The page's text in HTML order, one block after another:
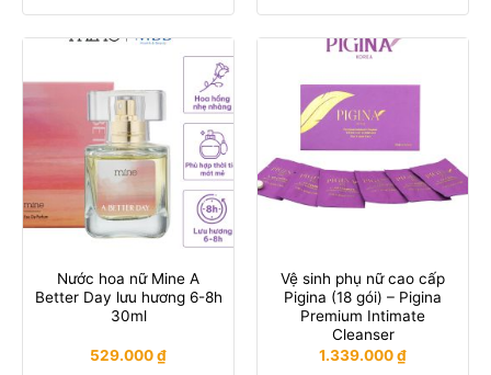
Nước hoa nữ Mine A
Better Day lưu hương 6-8h
30ml
529.000₫
Vệ sinh phụ nữ cao cấp
Pigina (18 gói) – Pigina
Premium Intimate
Cleanser
1.339.000₫